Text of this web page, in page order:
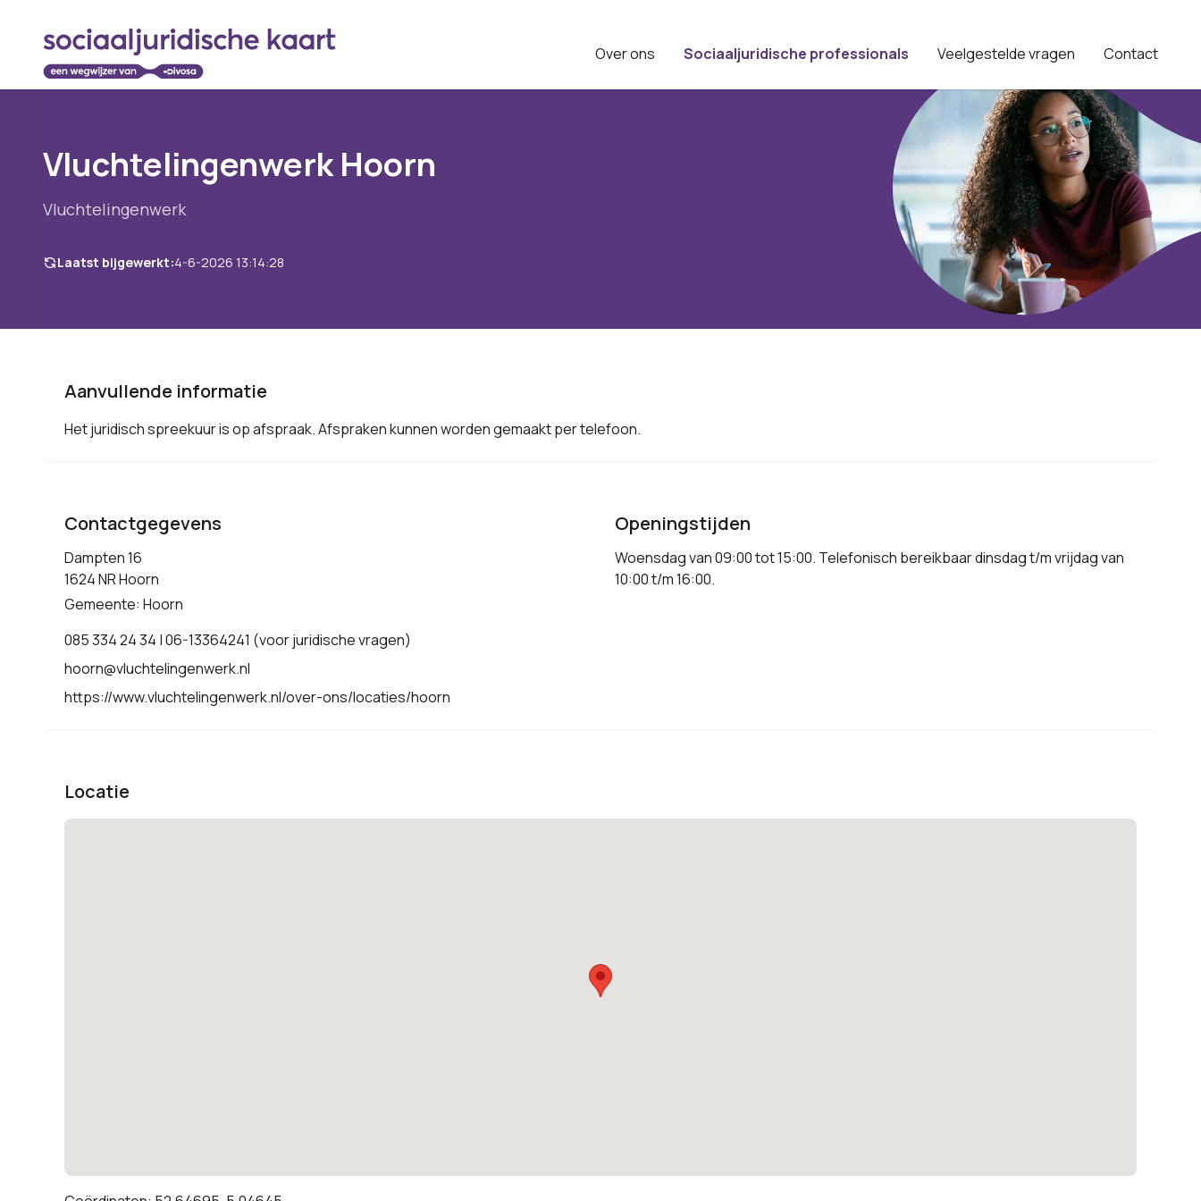
Over ons Sociaaljuridische professionals Veelgestelde vragen Contact
Vluchtelingenwerk Hoorn
Vluchtelingenwerk
Laatst bijgewerkt:4-6-2026 13:14:28
Aanvullende informatie
Het juridisch spreekuur is op afspraak. Afspraken kunnen worden gemaakt per telefoon.
Contactgegevens
Dampten 16
1624 NR Hoorn
Gemeente: Hoorn
085 334 24 34 | 06-13364241 (voor juridische vragen)
hoorn@vluchtelingenwerk.nl
https://www.vluchtelingenwerk.nl/over-ons/locaties/hoorn
Openingstijden
Woensdag van 09:00 tot 15:00. Telefonisch bereikbaar dinsdag t/m vrijdag van
10:00 t/m 16:00.
Locatie